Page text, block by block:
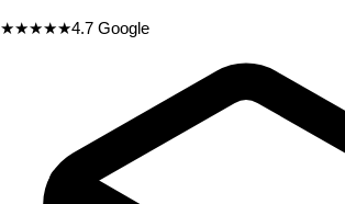
★★★★★4.7 Google